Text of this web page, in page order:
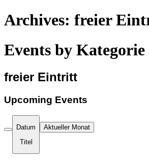
Archives: freier
Events by Kategorie
freier Eintritt
Upcoming Events
Datum
Titel
Aktueller Monat